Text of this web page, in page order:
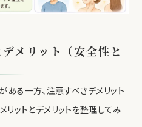
メリット（安全性と
る一方、注意すべきデメリット
リットとデメリットを整理してみ